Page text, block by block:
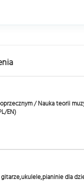
/ Nauka teorii
EN)
gitarze,ukulele,pianinie dla